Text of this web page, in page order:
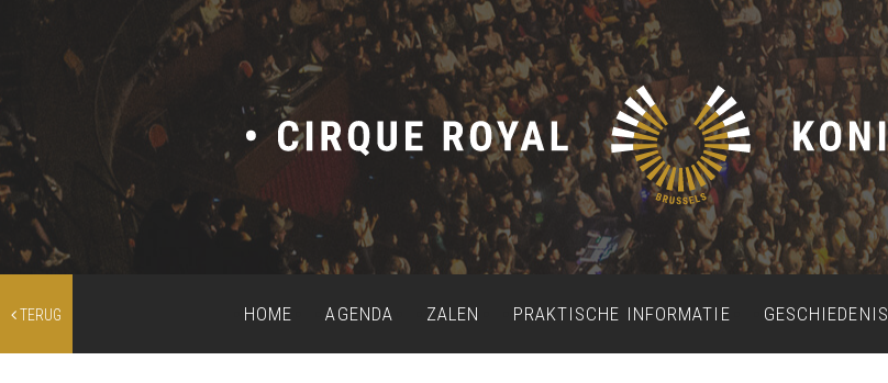
TERUG HOME AGENDA ZALEN PRAKTISCHE INFORMATIE GESCHIEDENIS